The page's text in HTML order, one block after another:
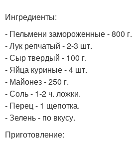
Ингредиенты:
- Пельмени замороженные - 800 г.
- Лук репчатый - 2-3 шт.
- Сыр твердый - 100 г.
- Яйца куриные - 4 шт.
- Майонез - 250 г.
- Соль - 1-2 ч. ложки.
- Перец - 1 щепотка.
- Зелень - по вкусу.
Приготовление: